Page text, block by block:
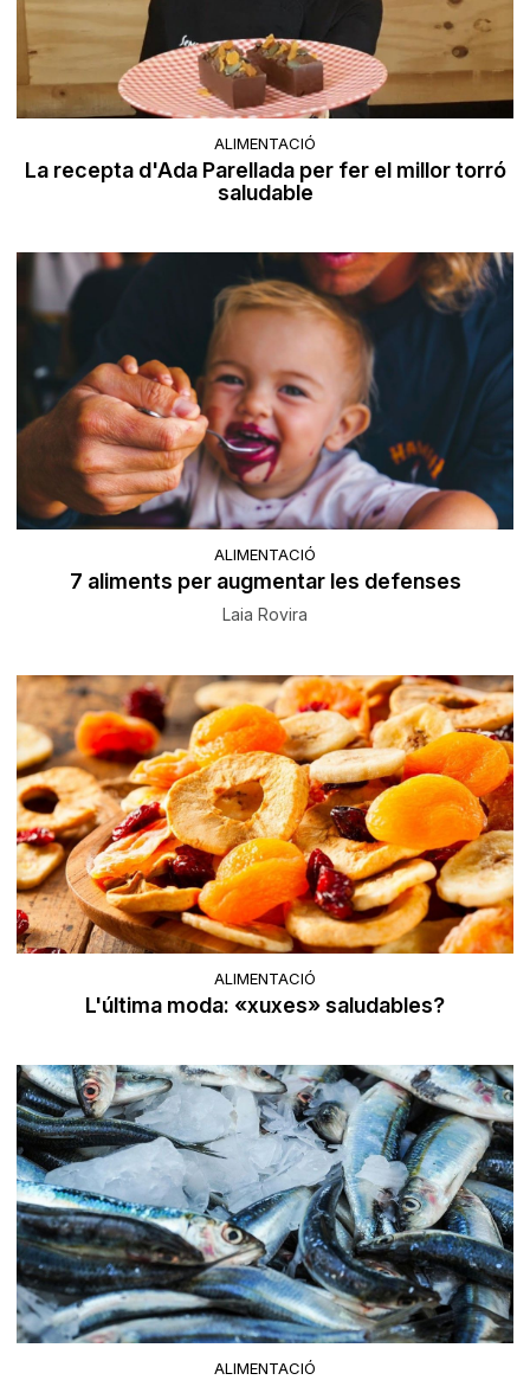
ALIMENTACIÓ
La recepta d'Ada Parellada per fer el millor torró
saludable
ALIMENTACIÓ
7 aliments per augmentar les defenses
Laia Rovira
ALIMENTACIÓ
L'última moda: «xuxes» saludables?
ALIMENTACIÓ